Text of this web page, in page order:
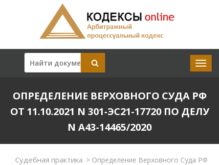
ОПРЕДЕЛЕНИЕ ВЕРХОВНОГО СУДА РФ
ОТ 11.10.2021 N 301-ЭС21-17720 ПО ДЕЛУ
N А43-14465/2020
Судебная практика >Определение Верховного Суда РФ